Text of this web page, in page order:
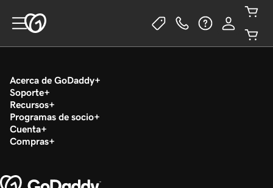
Acerca de GoDaddy
Soporte
Recursos
Programas de socio
Cuenta
Compras